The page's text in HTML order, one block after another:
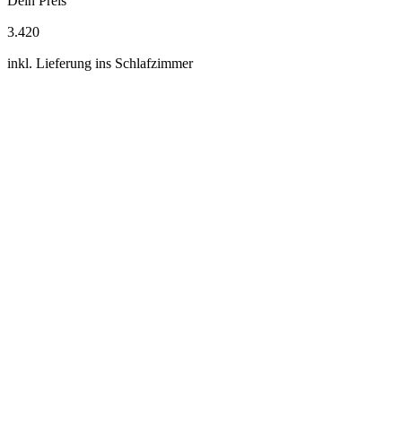
3.420
inkl. Lieferung ins Schlafzimmer